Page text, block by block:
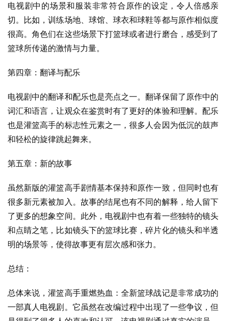
电视剧中的场景和服装非常符合原作的设定，令人倍感亲
切。比如，训练场地、球馆、球衣和球鞋等都与原作相似度
很高。角色们在这些场景下打篮球或者进行磨合，感受到了
篮球所传递的激情与力量。
第四章：翻译与配乐
电视剧中的翻译和配乐也是亮点之一。翻译保留了原作中的
词汇和语言，让观众在鉴赏时有了更好的体验和理解。配乐
也是灌篮高手的标志性元素之一，很多人会因为低沉的鼓声
和轻松的旋律跳起舞来。
第五章：新的故事
虽然新版的灌篮高手剧情基本保持和原作一致，但同时也有
很多新元素被加入。故事的结尾也有不同的解释，给人留下
了更多的想象空间。此外，电视剧中也有着一些独特的镜头
和点睛之笔，比如镜头下的篮球比赛，碎片化的镜头和半透
明的场景等，使得故事更有层次感和张力。
总结：
总体来说，灌篮高手重燃热血：全新篮球战记是非常成功的
一部真人电视剧。它虽然在改编过程中出现了一些争议，但